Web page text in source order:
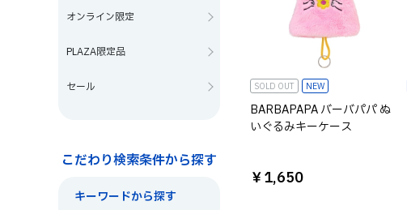
オンライン限定
PLAZA限定品
セール
こだわり検索条件から探す
キーワードから探す
SOLD OUT NEW
BARBAPAPA バーバパパ ぬ
いぐるみキーケース
￥1,650